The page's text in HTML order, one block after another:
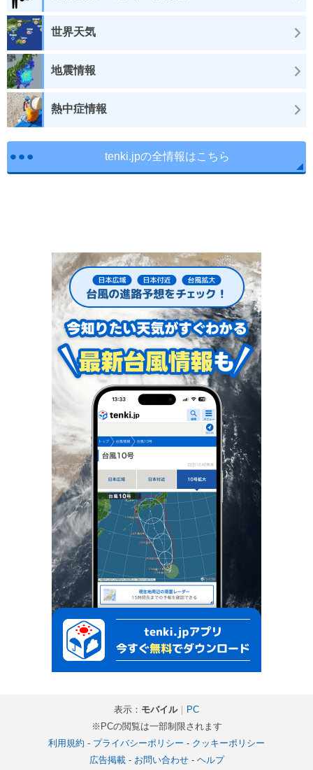
世界天気
地震情報
熱中症情報
tenki.jpの全情報はこちら
表示： モバイル｜
PC
※PCの閲覧は一部制限されます
利用規約 - プライバシーポリシー - クッキーポリシー
広告掲載- お問い合わせ- ヘルプ